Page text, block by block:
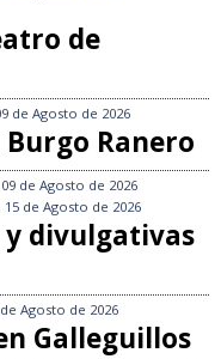
de
de Agosto de 2026
Ranero
de Agosto de 2026
15 de Agosto de 2026
divulgativas
Agosto de 2026
Galleguillos